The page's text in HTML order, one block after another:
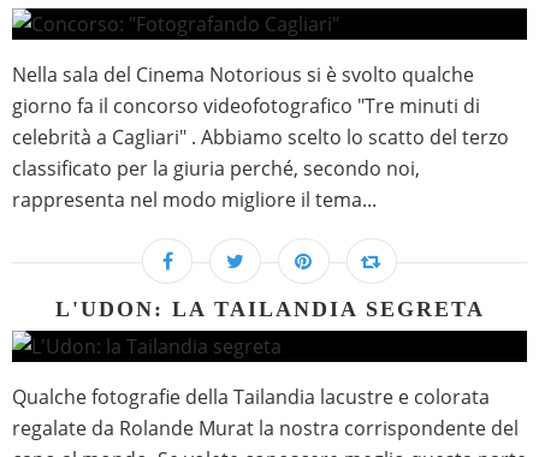
Nella sala del Cinema Notorious si è svolto qualche
giorno fa il concorso videofotografico "Tre minuti di
celebrità a Cagliari" . Abbiamo scelto lo scatto del terzo
classificato per la giuria perché, secondo noi,
rappresenta nel modo migliore il tema...
L'UDON: LA TAILANDIA SEGRETA
Qualche fotografie della Tailandia lacustre e colorata
regalate da Rolande Murat la nostra corrispondente del